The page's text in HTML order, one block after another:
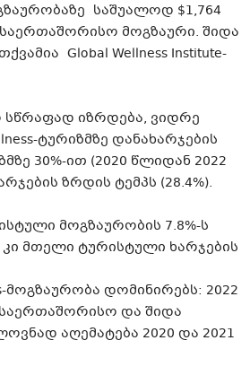
საშუალოდ $1,764
მოგზაური. შიდა
Global Wellness Institute-
იზრდება, ვიდრე
ტურიზმზე დანახარჯების
30%-ით (2020 წლიდან 2022
ზრდის ტემპს (28.4%).
მოგზაურობის 7.8%-ს
მთელი ტურისტული ხარჯების
მოგზაურობა დომინირებს: 2022
საერთაშორისო და შიდა
აღემატება 2020 და 2021